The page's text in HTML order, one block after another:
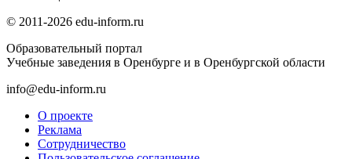
© 2011-2026 edu-inform.ru
Образовательный портал
Учебные заведения в Оренбурге и в Оренбургской области
info@edu-inform.ru
О проекте
Реклама
Сотрудничество